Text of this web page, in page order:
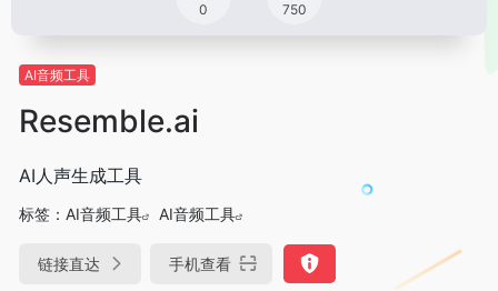
0 750
AI音频工具
Resemble.ai
AI人声生成工具
标签： AI音频工具 AI音频工具
链接直达 手机查看